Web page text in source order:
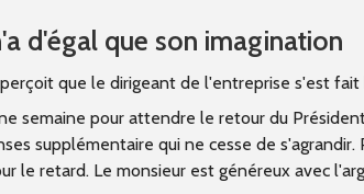
acte 3
d'égal que son imagination
que le dirigeant de l'entreprise s'est fait
semaine pour attendre le retour du
supplémentaire qui ne cesse de
le retard. Le monsieur est généreux avec